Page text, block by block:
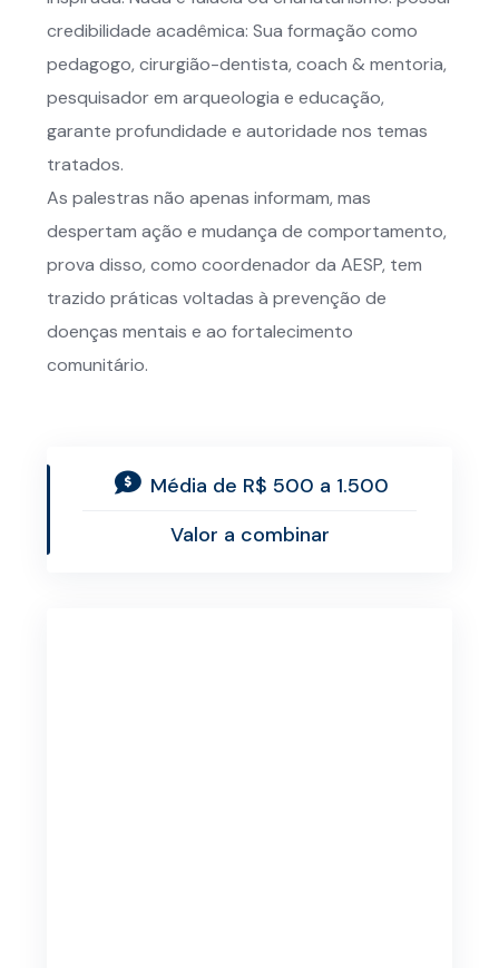
credibilidade acadêmica: Sua formação como
pedagogo, cirurgião-dentista, coach & mentoria,
pesquisador em arqueologia e educação,
garante profundidade e autoridade nos temas
tratados.
As palestras não apenas informam, mas
despertam ação e mudança de comportamento,
prova disso, como coordenador da AESP, tem
trazido práticas voltadas à prevenção de
doenças mentais e ao fortalecimento
comunitário.
Média de R$ 500 a 1.500
Valor a combinar